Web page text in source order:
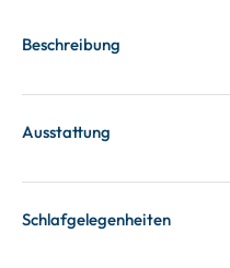
Beschreibung
Ausstattung
Schlafgelegenheiten